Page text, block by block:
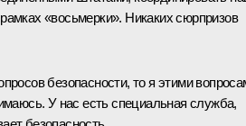
«восьмерки». Никаких сюрпризов
безопасности, то я этими
У нас есть специальная служба,